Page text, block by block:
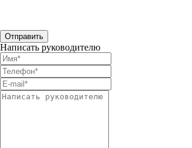
Отправить
Написать руководителю